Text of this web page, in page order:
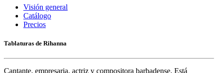
Visión general
Catálogo
Precios
Tablaturas de Rihanna
Cantante, empresaria, actriz y compositora barbadense. Está